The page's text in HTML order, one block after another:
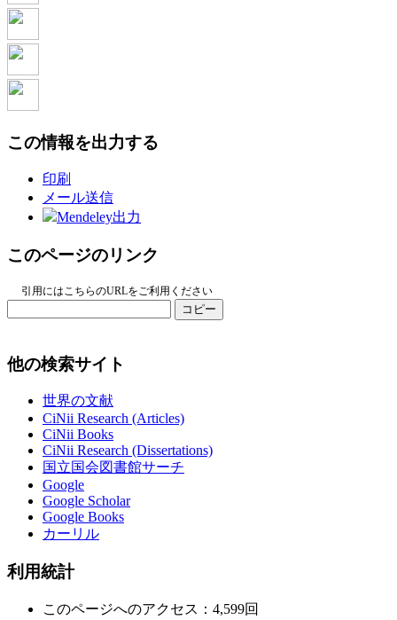
この情報を出力する
印刷
メール送信
Mendeley出力
このページのリンク
引用にはこちらのURLをご利用ください
コピー
他の検索サイト
世界の文献
CiNii Research (Articles)
CiNii Books
CiNii Research (Dissertations)
国立国会図書館サーチ
Google
Google Scholar
Google Books
カーリル
利用統計
このページへのアクセス：4,599回